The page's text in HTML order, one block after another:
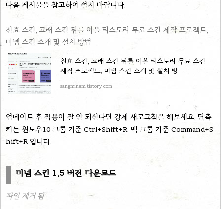
다음 게시물을 참고하여 설치 바랍니다.
친효 스킨, 고래 스킨 뒤를 이을 티스토리 무료 스킨 제작 프로젝트,
미넴 스킨 소개 및 설치 방법
친효 스킨, 고래 스킨 뒤를 이을 티스토리 무료 스킨
제작 프로젝트, 미넴 스킨 소개 및 설치 방
sangminem.tistory.com
업데이트 후 적용이 잘 안 되신다면 강제 새로고침을 해보세요. 단축
키는 윈도우10 크롬 기준 Ctrl+Shift+R, 맥 크롬 기준 Command+S
hift+R 입니다.
미넴 스킨 1.5 버전 다운로드
파일 제거 됨